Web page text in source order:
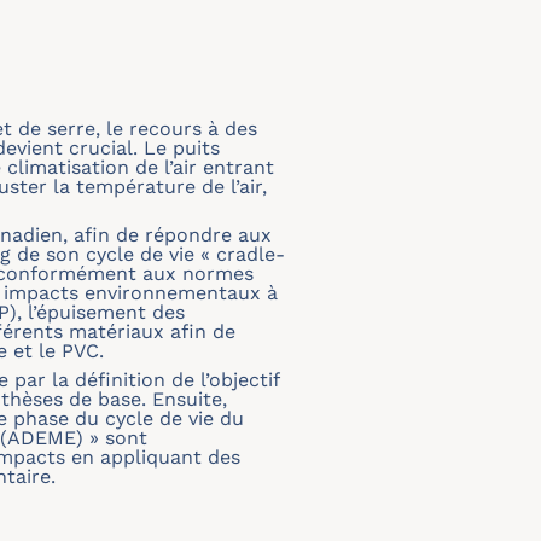
de serre, le recours à des
crucial. Le puits
de l’air entrant
la température de l’air,
afin de répondre aux
de son cycle de vie « cradle-
aux normes
environnementaux à
l’épuisement des
matériaux afin de
et le PVC.
par la définition de l’objectif
de base. Ensuite,
phase du cycle de vie du
» sont
en appliquant des